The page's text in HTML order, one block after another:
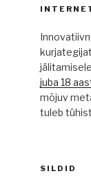
juba 18
mõjuv
tuleb
SILDID